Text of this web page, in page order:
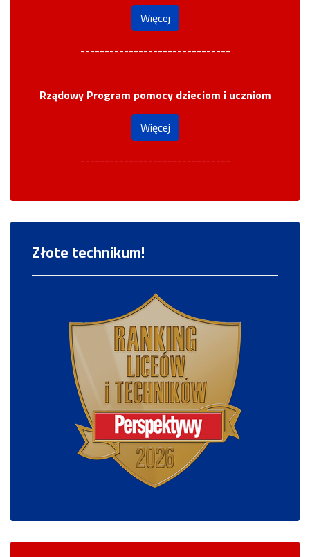
Więcej
-------------------------------
Rządowy Program pomocy dzieciom i uczniom
Więcej
-------------------------------
Złote technikum!